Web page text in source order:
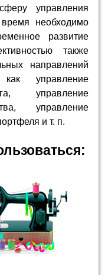
управления
необходимо
развитие
также
направлений
управление
управление
управление
и т. п.